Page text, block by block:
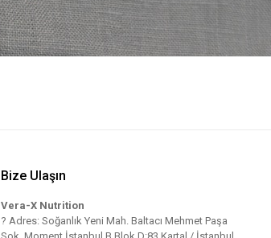
Bize Ulaşın
Vera-X Nutrition
? Adres: Soğanlık Yeni Mah. Baltacı Mehmet Paşa